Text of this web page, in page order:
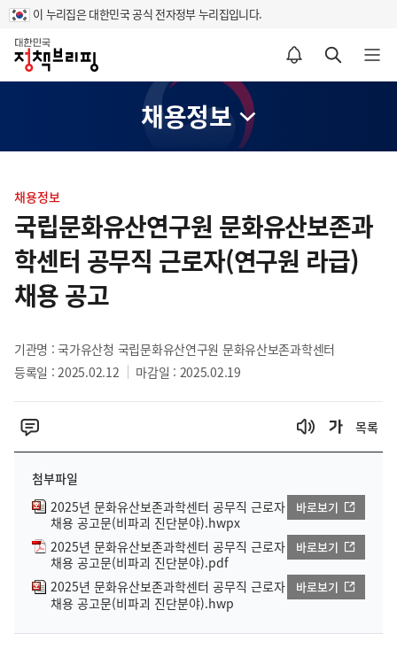
이 누리집은 대한민국 공식 전자정부 누리집입니다.
홈
알림설정 바로가기 검색 바로가기 메뉴 열기
채용정보
텐
츠
영
역
채용정보
국립문화유산연구원 문화유산보존과
학센터 공무직 근로자(연구원 라급)
채용 공고
기관명 : 국가유산청 국립문화유산연구원 문화유산보존과학센터
등록일 : 2025.02.12
마감일 : 2025.02.19
목록
첨부파일
2025년 문화유산보존과학센터 공무직 근로자
채용 공고문(비파괴 진단분야).hwpx
바로보기
2025년 문화유산보존과학센터 공무직 근로자
채용 공고문(비파괴 진단분야).pdf
바로보기
2025년 문화유산보존과학센터 공무직 근로자
채용 공고문(비파괴 진단분야).hwp
바로보기